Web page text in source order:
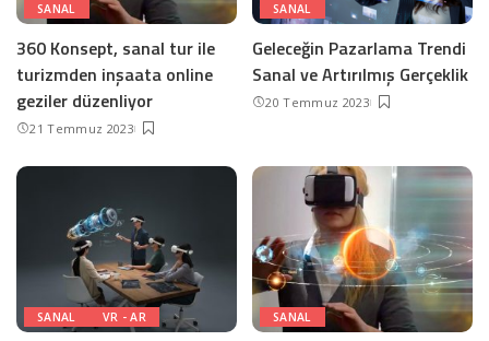
SANAL
360 Konsept, sanal tur ile
turizmden inşaata online
geziler düzenliyor
21 Temmuz 2023
SANAL
Geleceğin Pazarlama Trendi
Sanal ve Artırılmış Gerçeklik
20 Temmuz 2023
SANAL VR - AR SANAL